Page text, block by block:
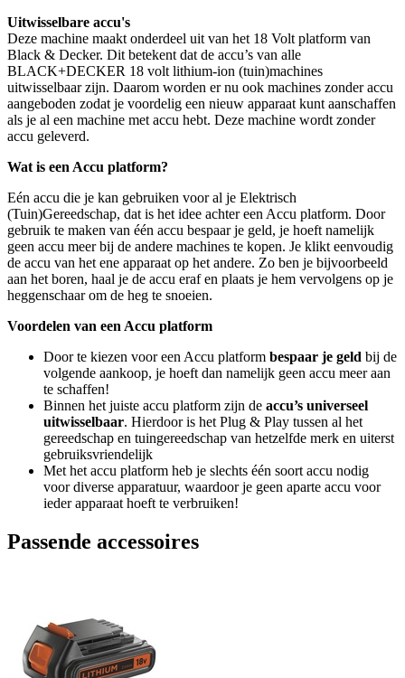
Uitwisselbare accu's
Deze machine maakt onderdeel uit van het 18 Volt platform van
Black & Decker. Dit betekent dat de accu’s van alle
BLACK+DECKER 18 volt lithium-ion (tuin)machines
uitwisselbaar zijn. Daarom worden er nu ook machines zonder accu
aangeboden zodat je voordelig een nieuw apparaat kunt aanschaffen
als je al een machine met accu hebt. Deze machine wordt zonder
accu geleverd.
Wat is een Accu platform?
Eén accu die je kan gebruiken voor al je Elektrisch
(Tuin)Gereedschap, dat is het idee achter een Accu platform. Door
gebruik te maken van één accu bespaar je geld, je hoeft namelijk
geen accu meer bij de andere machines te kopen. Je klikt eenvoudig
de accu van het ene apparaat op het andere. Zo ben je bijvoorbeeld
aan het boren, haal je de accu eraf en plaats je hem vervolgens op je
heggenschaar om de heg te snoeien.
Voordelen van een Accu platform
Door te kiezen voor een Accu platform bespaar je geld bij de
volgende aankoop, je hoeft dan namelijk geen accu meer aan
te schaffen!
Binnen het juiste accu platform zijn de accu’s universeel
uitwisselbaar. Hierdoor is het Plug & Play tussen al het
gereedschap en tuingereedschap van hetzelfde merk en uiterst
gebruiksvriendelijk
Met het accu platform heb je slechts één soort accu nodig
voor diverse apparatuur, waardoor je geen aparte accu voor
ieder apparaat hoeft te verbruiken!
Passende accessoires